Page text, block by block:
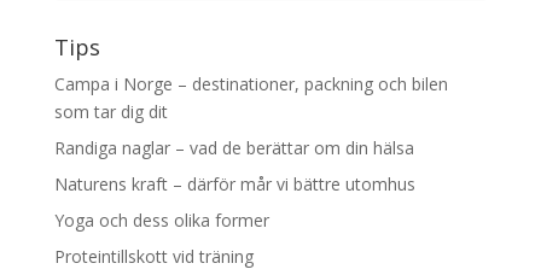
Tips
Campa i Norge – destinationer, packning och bilen
som tar dig dit
Randiga naglar – vad de berättar om din hälsa
Naturens kraft – därför mår vi bättre utomhus
Yoga och dess olika former
Proteintillskott vid träning